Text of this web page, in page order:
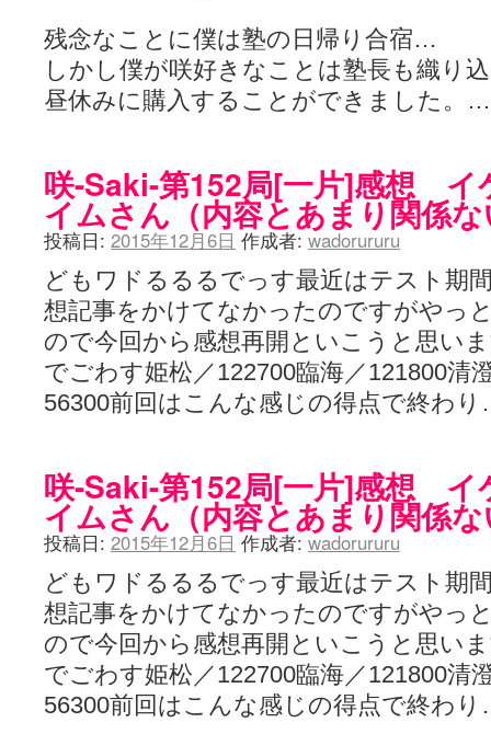
残念なことに僕は塾の日帰り合宿…
しかし僕が咲好きなことは塾長も織り
昼休みに購入することができました。
咲-Saki-第152局[一片]感想 イ
イムさん（内容とあまり関係
投稿日: 2015年12月6日 作成者: wadorururu
どもワドるるるでっす最近はテスト期
想記事をかけてなかったのですがやっ
ので今回から感想再開といこうと思い
でごわす姫松／122700臨海／121800清
56300前回はこんな感じの得点で終わ
咲-Saki-第152局[一片]感想 イ
イムさん（内容とあまり関係
投稿日: 2015年12月6日 作成者: wadorururu
どもワドるるるでっす最近はテスト期
想記事をかけてなかったのですがやっ
ので今回から感想再開といこうと思い
でごわす姫松／122700臨海／121800清
56300前回はこんな感じの得点で終わ